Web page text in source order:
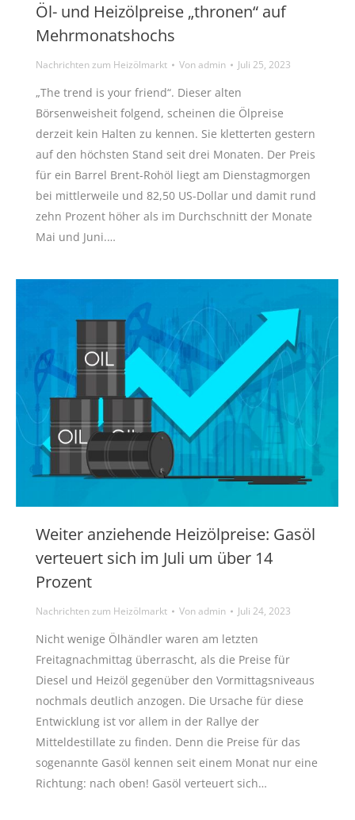
Öl- und Heizölpreise „thronen“ auf
Mehrmonatshochs
Nachrichten zum Heizölmarkt Vonadmin Juli 25, 2023
„The trend is your friend“. Dieser alten
Börsenweisheit folgend, scheinen die Ölpreise
derzeit kein Halten zu kennen. Sie kletterten gestern
auf den höchsten Stand seit drei Monaten. Der Preis
für ein Barrel Brent-Rohöl liegt am Dienstagmorgen
bei mittlerweile und 82,50 US-Dollar und damit rund
zehn Prozent höher als im Durchschnitt der Monate
Mai und Juni.…
Weiter anziehende Heizölpreise: Gasöl
verteuert sich im Juli um über 14
Prozent
Nachrichten zum Heizölmarkt Vonadmin Juli 24, 2023
Nicht wenige Ölhändler waren am letzten
Freitagnachmittag überrascht, als die Preise für
Diesel und Heizöl gegenüber den Vormittagsniveaus
nochmals deutlich anzogen. Die Ursache für diese
Entwicklung ist vor allem in der Rallye der
Mitteldestillate zu finden. Denn die Preise für das
sogenannte Gasöl kennen seit einem Monat nur eine
Richtung: nach oben! Gasöl verteuert sich…